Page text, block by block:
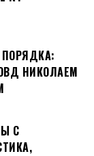
ПОРЯДКА:
НИКОЛАЕМ
С